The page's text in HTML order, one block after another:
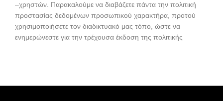
–χρηστών. Παρακαλούμε να διαβάζετε πάντα την πολιτική
προστασίας δεδομένων προσωπικού χαρακτήρα, προτού
χρησιμοποιήσετε τον διαδικτυακό μας τόπο, ώστε να
ενημερώνεστε για την τρέχουσα έκδοση της πολιτικής